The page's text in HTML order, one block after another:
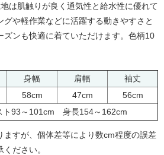
は肌触りが良く通気性と給水性に優れて
グや軽作業などに活躍する動きやすさと
ズンも快適に着ていただけます。色柄10
身幅 肩幅 袖丈
58cm 47cm
56cm
ト93～101cm 身長154～162cm
すが、個体差等により数cm程度の誤差
ださい。